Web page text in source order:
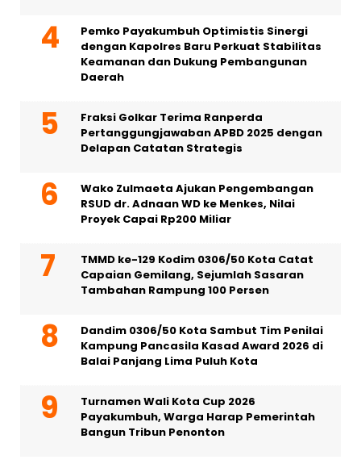
Pemko Payakumbuh Optimistis Sinergi
dengan Kapolres Baru Perkuat Stabilitas
Keamanan dan Dukung Pembangunan
Daerah
Fraksi Golkar Terima Ranperda
Pertanggungjawaban APBD 2025 dengan
Delapan Catatan Strategis
Wako Zulmaeta Ajukan Pengembangan
RSUD dr. Adnaan WD ke Menkes, Nilai
Proyek Capai Rp200 Miliar
TMMD ke-129 Kodim 0306/50 Kota Catat
Capaian Gemilang, Sejumlah Sasaran
Tambahan Rampung 100 Persen
Dandim 0306/50 Kota Sambut Tim Penilai
Kampung Pancasila Kasad Award 2026 di
Balai Panjang Lima Puluh Kota
Turnamen Wali Kota Cup 2026
Payakumbuh, Warga Harap Pemerintah
Bangun Tribun Penonton